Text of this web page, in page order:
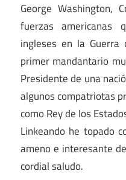
George Washington,
fuerzas
ingleses en la Guerra
primer mandantario
Presidente de una
algunos compatriotas
como Rey de los
Linkeando he topado
ameno e interesante
cordial saludo.